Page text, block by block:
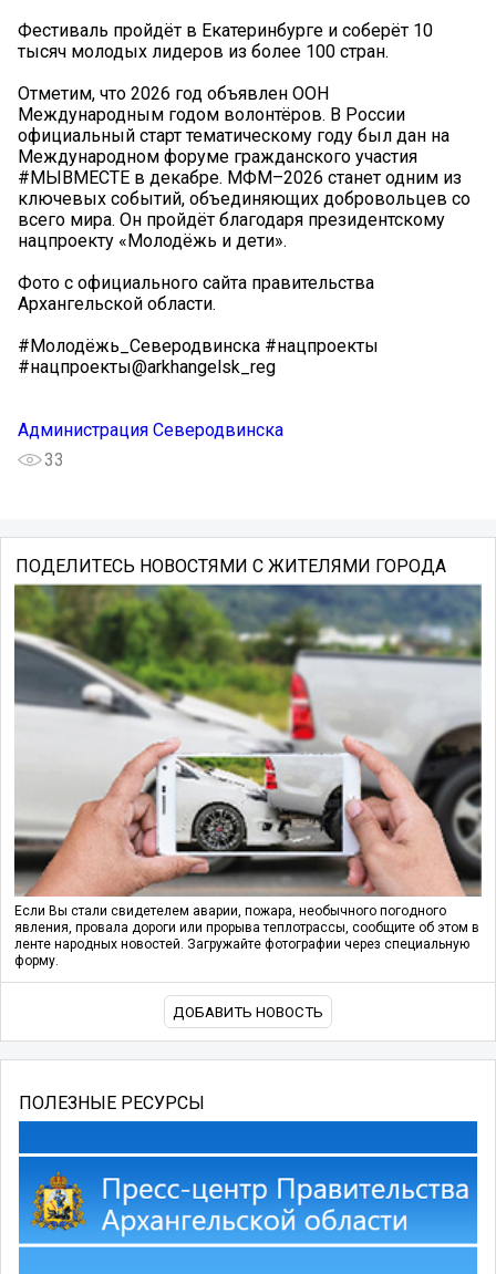
Фестиваль пройдёт в Екатеринбурге и соберёт 10
тысяч молодых лидеров из более 100 стран.
Отметим, что 2026 год объявлен ООН
Международным годом волонтёров. В России
официальный старт тематическому году был дан на
Международном форуме гражданского участия
#МЫВМЕСТЕ в декабре. МФМ–2026 станет одним из
ключевых событий, объединяющих добровольцев со
всего мира. Он пройдёт благодаря президентскому
нацпроекту «Молодёжь и дети».
Фото с официального сайта правительства
Архангельской области.
#Молодёжь_Северодвинска #нацпроекты
#нацпроекты@arkhangelsk_reg
Администрация Северодвинска
33
ПОДЕЛИТЕСЬ НОВОСТЯМИ С ЖИТЕЛЯМИ ГОРОДА
Если Вы стали свидетелем аварии, пожара, необычного погодного
явления, провала дороги или прорыва теплотрассы, сообщите об этом в
ленте народных новостей. Загружайте фотографии через специальную
форму.
ДОБАВИТЬ НОВОСТЬ
ПОЛЕЗНЫЕ РЕСУРСЫ